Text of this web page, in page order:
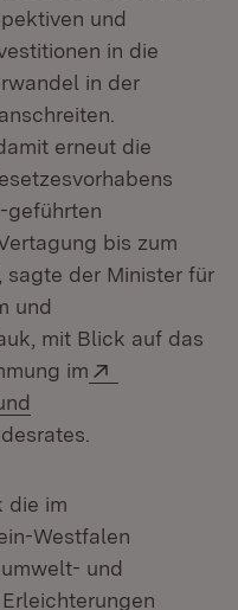
und
in die
in der
erneut die
geführten
bis zum
sagte der Minister für
und
mit Blick auf das
im
neuem Fenster)
die im
Westfalen
und